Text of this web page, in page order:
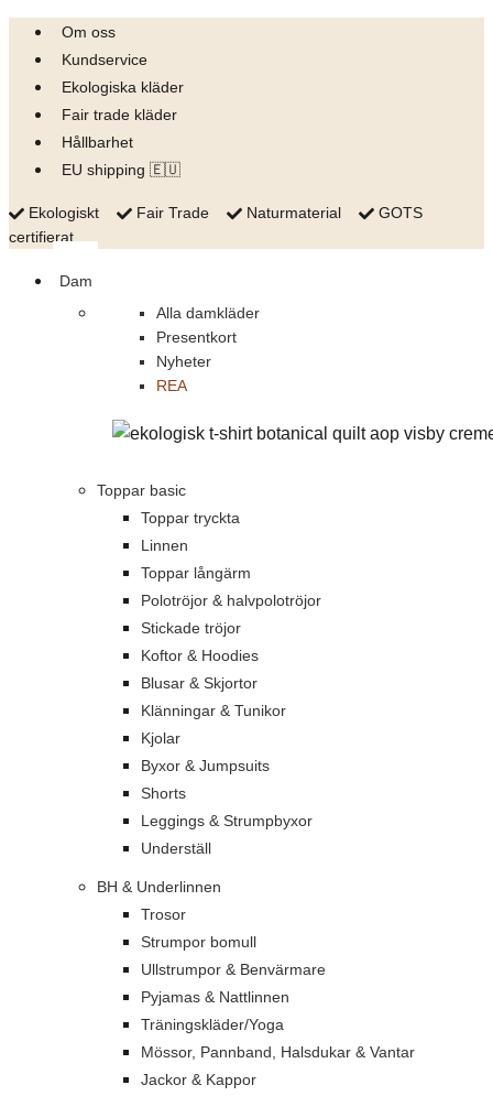
Skip
content
Om oss
Kundservice
Ekologiska kläder
Fair trade kläder
Hållbarhet
EU shipping 🇪🇺
Ekologiskt Fair Trade Naturmaterial
GOTS
certifierat
Dam
Alla damkläder
Presentkort
Nyheter
REA
Toppar basic
Toppar tryckta
Linnen
Toppar långärm
Polotröjor & halvpolotröjor
Stickade tröjor
Koftor & Hoodies
Blusar & Skjortor
Klänningar & Tunikor
Kjolar
Byxor & Jumpsuits
Shorts
Leggings & Strumpbyxor
Underställ
BH & Underlinnen
Trosor
Strumpor bomull
Ullstrumpor & Benvärmare
Pyjamas & Nattlinnen
Träningskläder/Yoga
Mössor, Pannband, Halsdukar & Vantar
Jackor & Kappor